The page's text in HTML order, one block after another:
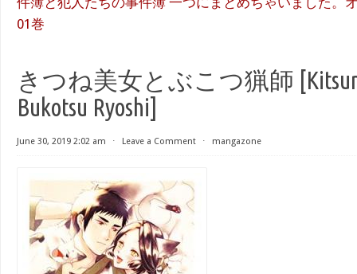
01巻
きつね美女とぶこつ猟師
Bukotsu Ryoshi]
June 30, 2019 2:02 am ⋅ Leave a Comment ⋅ mangazone